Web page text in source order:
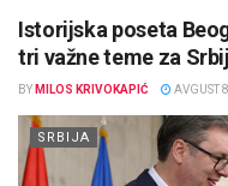
Istorijska poseta
tri važne teme za
BY MILOS KRIVOKAPIĆ AVGUST
SRBIJA